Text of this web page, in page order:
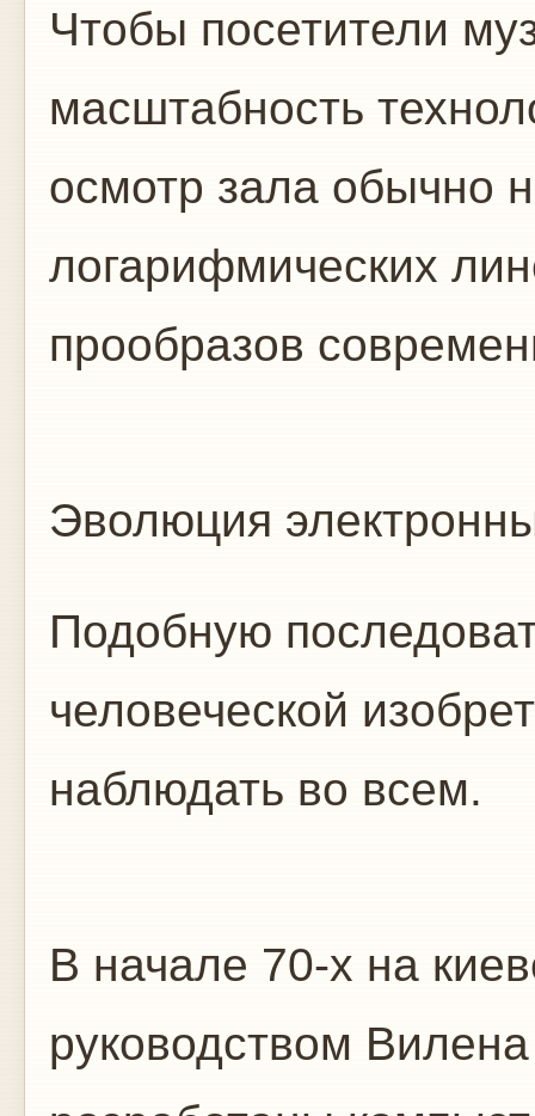
Чтобы посетители
масштабность
осмотр зала обычно
логарифмических
прообразов
Эволюция
Подобную
человеческой
наблюдать во всем.
В начале 70-х на
руководством